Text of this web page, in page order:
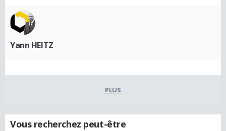
Yann HEITZ
PLUS
Vous recherchez peut-être